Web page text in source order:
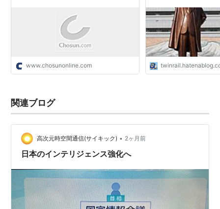
国が興るが、そのうち高麗が勢力を伸ばし再統一を果た
す(918-1392)。高麗は前期には国内には皇帝号を名乗
り、小中華思想を見せた。
元の時代に入ると、高麗は元と激しく戦争を行ったが、
結局は服属した。服属後は高麗の小中華思想を表す王家
の時代、済州島はモンゴルの直轄地になっていた。
明が起こり、元が北に逃れると（北元）その高麗政権で
は、明と北元とどちらに帰属するかを巡っての政局混乱
が続き、ここに軍人である李成桂のクーデターが起こ
り、高麗は滅びる。
李成桂は、明に上奏し朝鮮と言う国号を承る。これが李
氏朝鮮(1394-1897)の始まりである。
www.chosunonline.com
関連ブログ
高次元時空間通信(サイキック) • 2ヶ月前
日本のインテリジェンス強化へ